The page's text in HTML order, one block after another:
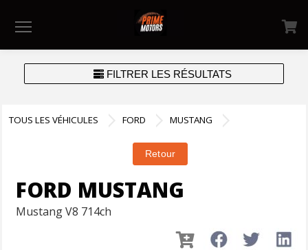
FILTRER LES RÉSULTATS
TOUS LES VÉHICULES FORD MUSTANG
FORD MUSTANG
Mustang V8 714ch